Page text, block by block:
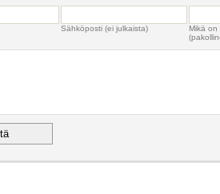
Sähköposti (ei julkaista)
Mikä